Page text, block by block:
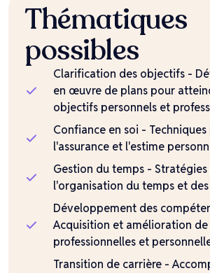
Thématiques
possibles
Clarification des objectifs -
en œuvre de plans pour
objectifs personnels et
Confiance en soi -
l'assurance et l'estime
Gestion du temps -
l'organisation du temps et
Développement des
Acquisition et amélioration
professionnelles et
Transition de carrière -